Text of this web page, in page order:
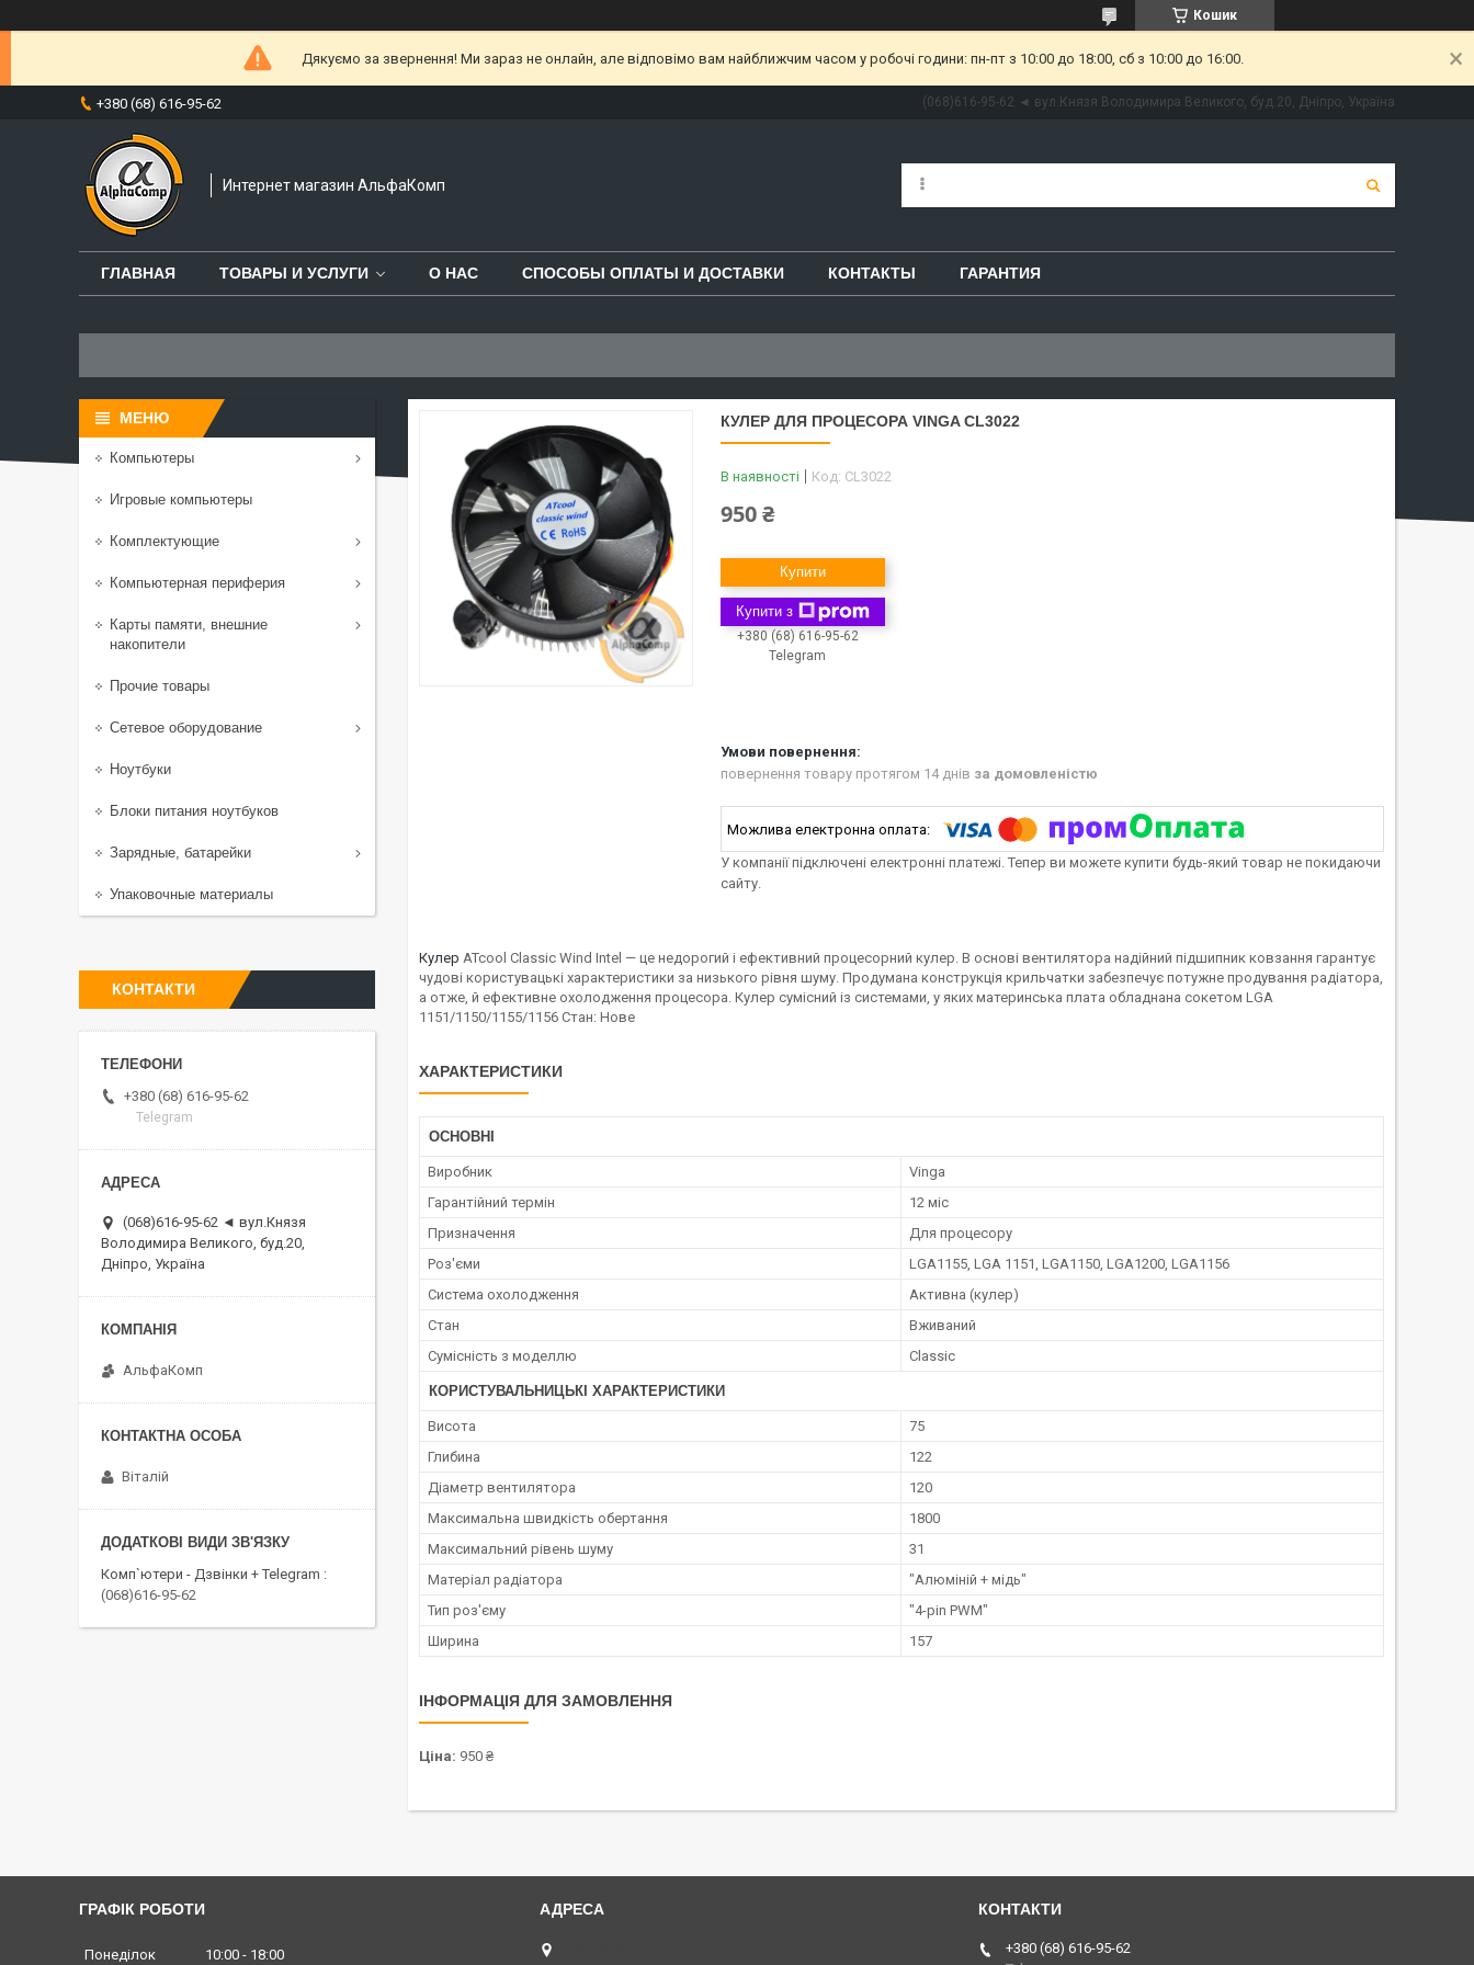
Кошик
Дякуємо за звернення! Ми зараз не онлайн, але відповімо вам найближчим часом у робочі години: пн-пт з 10:00 до 18:00, сб з 10:00 до 16:00.
+380 (68) 616-95-62 (068)616-95-62 ◄ вул.Князя Володимира Великого, буд.20, Дніпро, Україна
Интернет магазин АльфаКомп
ГЛАВНАЯ ТОВАРЫ И УСЛУГИ О НАС СПОСОБЫ ОПЛАТЫ И ДОСТАВКИ КОНТАКТЫ ГАРАНТИЯ
КУЛЕР ДЛЯ ПРОЦЕСОРА VINGA CL3022
В наявності Код: CL3022
950 ₴
Купити
Купити з
+380 (68) 616-95-62
Telegram
повернення товару протягом 14 днів за домовленістю
У компанії підключені електронні платежі. Тепер ви можете купити будь-який товар не покидаючи
сайту.
Кулер ATcool Classic Wind Intel — це недорогий і ефективний процесорний кулер. В основі вентилятора надійний підшипник ковзання гарантує
чудові користувацькі характеристики за низького рівня шуму. Продумана конструкція крильчатки забезпечує потужне продування радіатора,
а отже, й ефективне охолодження процесора. Кулер сумісний із системами, у яких материнська плата обладнана сокетом LGA
1151/1150/1155/1156 Стан: Нове
ХАРАКТЕРИСТИКИ
ОСНОВНІ
Виробник
Vinga
Гарантійний термін
12 міс
Призначення
Для процесору
Роз'єми
LGA1155, LGA 1151, LGA1150, LGA1200, LGA1156
Система охолодження
Активна (кулер)
Стан
Вживаний
Сумісність з моделлю
Classic
КОРИСТУВАЛЬНИЦЬКІ ХАРАКТЕРИСТИКИ
Висота
75
Глибина
122
Діаметр вентилятора
120
Максимальна швидкість обертання
1800
Максимальний рівень шуму
31
Матеріал радіатора
"Алюміній + мідь"
Тип роз'єму
"4-pin PWM"
Ширина
157
ІНФОРМАЦІЯ ДЛЯ ЗАМОВЛЕННЯ
Ціна: 950 ₴
Компьютеры
Игровые компьютеры
Комплектующие
Компьютерная периферия
Карты памяти, внешние
накопители
Прочие товары
Сетевое оборудование
Ноутбуки
Блоки питания ноутбуков
Зарядные, батарейки
Упаковочные материалы
КОНТАКТИ
+380 (68) 616-95-62
Telegram
(068)616-95-62 ◄ вул.Князя
Володимира Великого, буд.20,
Дніпро, Україна
АльфаКомп
Віталій
Комп`ютери - Дзвінки + Telegram
(068)616-95-62
ГРАФІК РОБОТИ
Понеділок 10:00 18:00
+380 (68) 616-95-62